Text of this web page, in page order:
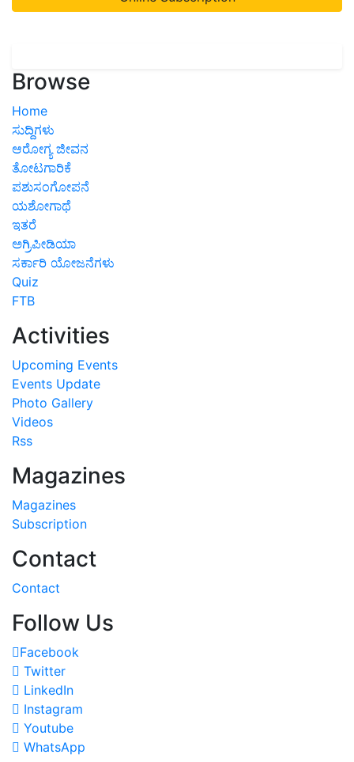
Browse
Home
ಸುದ್ದಿಗಳು
ಆರೋಗ್ಯ ಜೀವನ
ತೋಟಗಾರಿಕೆ
ಪಶುಸಂಗೋಪನೆ
ಯಶೋಗಾಥೆ
ಇತರೆ
ಅಗ್ರಿಪೀಡಿಯಾ
ಸರ್ಕಾರಿ ಯೋಜನೆಗಳು
Quiz
FTB
Activities
Upcoming Events
Events Update
Photo Gallery
Videos
Rss
Magazines
Magazines
Subscription
Contact
Contact
Follow Us
Facebook
Twitter
LinkedIn
Instagram
Youtube
WhatsApp